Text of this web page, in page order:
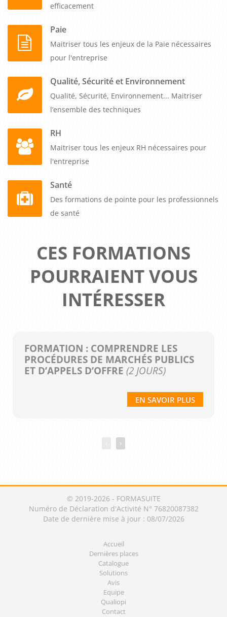
efficacement
Paie
Maitriser tous les enjeux de la Paie nécessaires
pour l'entreprise
Qualité, Sécurité et Environnement
Qualité, Sécurité, Environnement... Maitriser
l’ensemble des techniques
RH
Maitriser tous les enjeux RH nécessaires pour
l'entreprise
Santé
Des formations de pointe pour les professionnels
de santé
CES FORMATIONS
POURRAIENT VOUS
INTÉRESSER
FORMATION : COMPRENDRE LES
PROCÉDURES DE MARCHÉS PUBLICS
ET D’APPELS D’OFFRE (2 JOURS)
EN SAVOIR PLUS
›
© 2019-2026 - FORMASUITE
Numéro de Déclaration d'Activité N° 76820087382
Date de dernière mise à jour : 08/07/2026
Accueil
Dernières places
Catalogue
Solutions
Avis
Equipe
Qualiopi
Contact